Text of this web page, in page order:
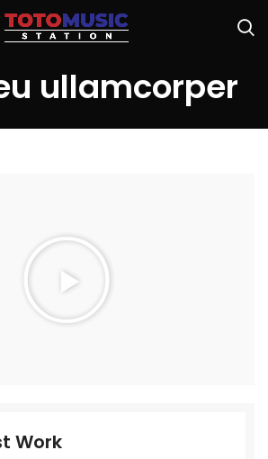
ullamcorper
Work